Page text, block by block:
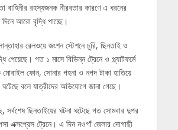
বাহিনীর রহস্যজনক নীরবতার কারণে এ ধরনের
আরো বৃদ্ধি পাচ্ছে।
রেলওয়ে জংশন স্টেশনে চুরি, ছিনতাই ও
পেয়েছে। গত ১ মাসে বিভিন্ন ট্রেনে ও প্ল্যাটফর্মে
ফোন, সোনার গহনা ও নগদ টাকা হাতিয়ে
বলে যাত্রীদের অভিযোগে জানা গেছে।
সর্বশেষ ছিনতাইয়ের ঘটনা ঘটেছে গত সোমবার দুপর
এক্সপ্রেস ট্রেনে। এ দিন নওগাঁ জেলার দোগাছী